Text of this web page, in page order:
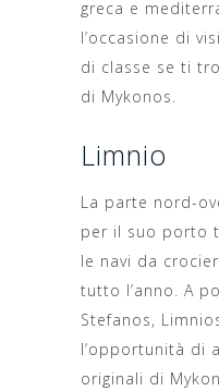
greca e
l’occasione di
di classe se ti
di Mykonos.
Limnio
La parte nord-
per il suo porto
le navi da
tutto l’anno. A
Stefanos,
l’opportunità di
originali di